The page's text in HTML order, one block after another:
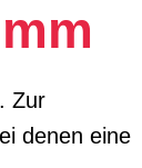
Zur
denen eine